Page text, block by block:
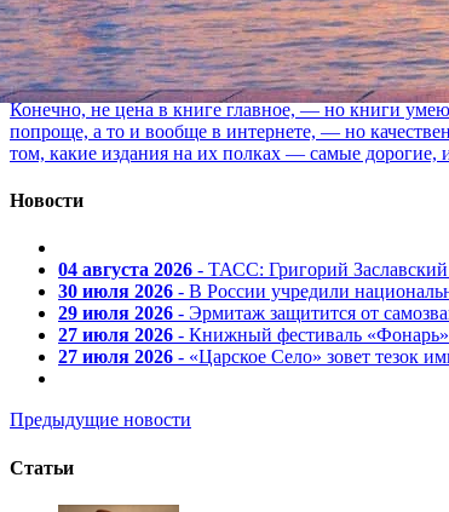
Какие книги — самые дорогие в
06 августа 2026, 12:13
Конечно, не цена в книге главное, — но книги
попроще, а то и вообще в интернете, — но
том, какие издания на их полках — самые дорогие,
Новости
04 августа 2026 - ТАСС: Григорий
30 июля 2026 - В России учредили
29 июля 2026 - Эрмитаж защитится от
27 июля 2026 - Книжный фестиваль «Фонарь»
27 июля 2026 - «Царское Село» зовет тезок
Предыдущие новости
Статьи